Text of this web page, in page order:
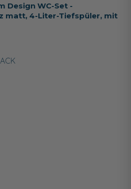
Design WC-Set -
matt, 4-Liter-Tiefspüler, mit